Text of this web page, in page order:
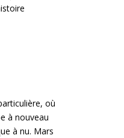
où
à nouveau
à nu. Mars